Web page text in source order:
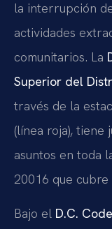
la interrupción
actividades
comunitarios. La
Superior del
través de la
(línea roja), tiene
asuntos en toda
20016 que
Bajo el D.C.